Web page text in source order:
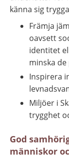
känna sig
Främja
oavsett
identitet
minska
Inspirera
Miljöer i
trygghet
God
människor